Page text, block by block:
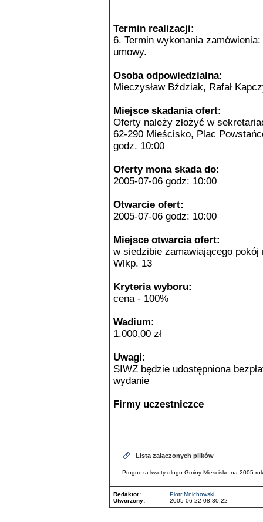
Termin realizacji:
6. Termin wykonania
umowy.
Osoba odpowiedzialna:
Mieczysław Bździak, Rafał
Miejsce skadania ofert:
Oferty należy złożyć w
62-290 Mieścisko, Plac
godz. 10:00
Oferty mona skada do:
2005-07-06 godz: 10:00
Otwarcie ofert:
2005-07-06 godz: 10:00
Miejsce otwarcia ofert:
w siedzibie zamawiającego
Wlkp. 13
Kryteria wyboru:
cena - 100%
Wadium:
1.000,00 zł
Uwagi:
SIWZ będzie udostępniona
wydanie
Firmy uczestniczce
Lista załączonych plików
Prognoza kwoty dlugu Gminy Miescisko na 2005
Redaktor:
Piotr Mnichowski
Utworzony:
2005-06-22 08:30:22